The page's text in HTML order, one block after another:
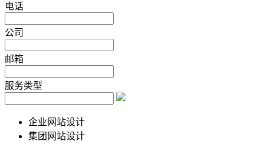
电话
公司
邮箱
服务类型
企业网站设计
集团网站设计